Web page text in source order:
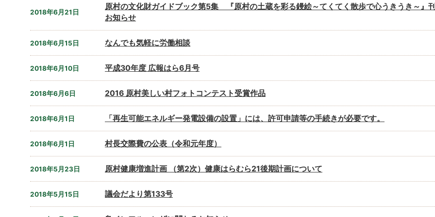
2018年6月21日
原村の文化財ガイドブック第5集 『原村の土蔵を彩る鏝絵～てくてく散歩で心うきうき～』
お知らせ
2018年6月15日 なんでも気軽に労働相談
2018年6月10日 平成30年度 広報はら6月号
2018年6月6日 2016 原村美しい村フォトコンテスト受賞作品
2018年6月1日 「再生可能エネルギー発電設備の設置」には、許可申請等の手続きが必要です。
2018年6月1日 村長交際費の公表（令和元年度）
2018年5月23日 原村健康増進計画 （第2次）健康はらむら21後期計画について
2018年5月15日 議会だより第133号